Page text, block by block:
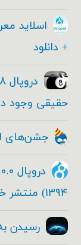
+ دانلود
حقیقی وجود
جشن‌های
۱۳۹۴) منتشر خواهد شد
رسیدن به ۱ میلیارد بعدی با